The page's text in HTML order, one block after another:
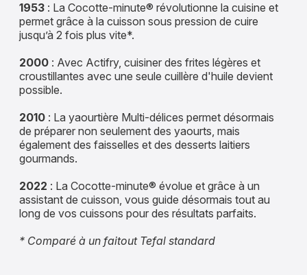
1953 : La Cocotte-minute® révolutionne la cuisine et
permet grâce à la cuisson sous pression de cuire
jusqu’à 2 fois plus vite*.
2000 : Avec Actifry, cuisiner des frites légères et
croustillantes avec une seule cuillère d'huile devient
possible.
2010 : La yaourtière Multi-délices permet désormais
de préparer non seulement des yaourts, mais
également des faisselles et des desserts laitiers
gourmands.
2022 : La Cocotte-minute® évolue et grâce à un
assistant de cuisson, vous guide désormais tout au
long de vos cuissons pour des résultats parfaits.
* Comparé à un faitout Tefal standard